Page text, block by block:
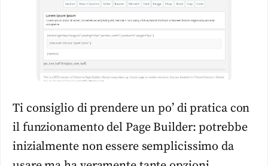
Ti consiglio di prendere un po’ di pratica con
il funzionamento del Page Builder: potrebbe
inizialmente non essere semplicissimo da